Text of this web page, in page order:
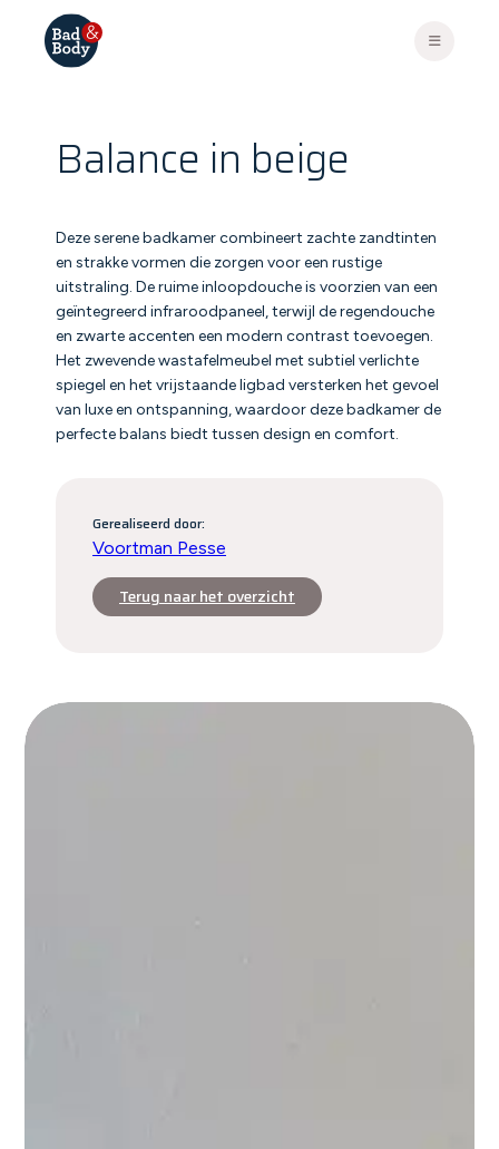
Balance in beige
Gerealiseerd door:
Voortman Pesse
Terug naar het overzicht
Deze serene badkamer combineert zachte zandtinten
en strakke vormen die zorgen voor een rustige
uitstraling. De ruime inloopdouche is voorzien van een
geïntegreerd infraroodpaneel, terwijl de regendouche
en zwarte accenten een modern contrast toevoegen.
Het zwevende wastafelmeubel met subtiel verlichte
spiegel en het vrijstaande ligbad versterken het gevoel
van luxe en ontspanning, waardoor deze badkamer de
perfecte balans biedt tussen design en comfort.